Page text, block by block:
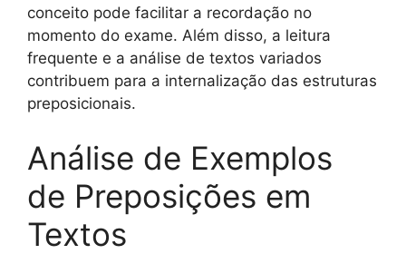
conceito pode facilitar a recordação no
momento do exame. Além disso, a leitura
frequente e a análise de textos variados
contribuem para a internalização das estruturas
preposicionais.
Análise de Exemplos
de Preposições em
Textos